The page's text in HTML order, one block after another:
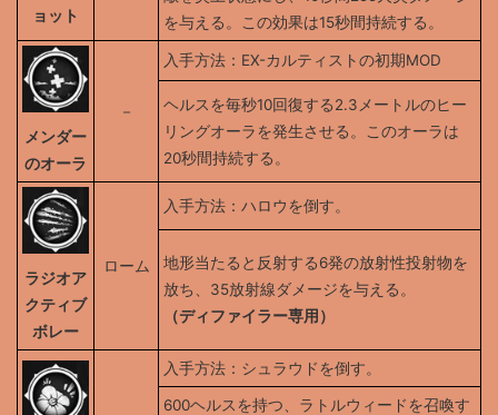
ョット
を与える。この効果は15秒間持続する。
メンダー
のオーラ
－
入手方法：EX-カルティストの初期MOD
ヘルスを毎秒10回復する2.3メートルのヒー
リングオーラを発生させる。このオーラは
20秒間持続する。
ラジオア
クティブ
ボレー
ローム
入手方法：ハロウを倒す。
地形当たると反射する6発の放射性投射物を
放ち、35放射線ダメージを与える。
（ディファイラー専用）
入手方法：シュラウドを倒す。
600ヘルスを持つ、ラトルウィードを召喚す